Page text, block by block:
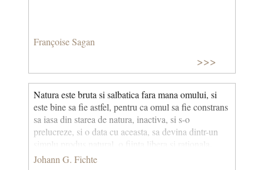
Françoise Sagan
>>>
Natura este bruta si salbatica fara mana omului, si
este bine sa fie astfel, pentru ca omul sa fie constrans
sa iasa din starea de natura, inactiva, si s-o
prelucreze, si o data cu aceasta, sa devina dintr-un
simplu produs natu­ral, o fiinta libera si rationala.
Johann G. Fichte